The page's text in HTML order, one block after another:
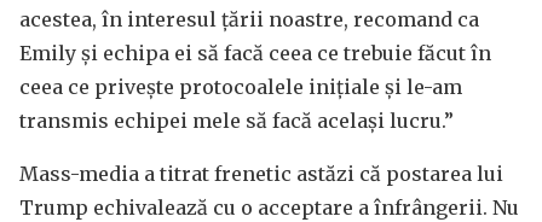
acestea, în interesul țării noastre, recomand ca
Emily și echipa ei să facă ceea ce trebuie făcut în
ceea ce privește protocoalele inițiale și le-am
transmis echipei mele să facă același lucru.”
Mass-media a titrat frenetic astăzi că postarea lui
Trump echivalează cu o acceptare a înfrângerii. Nu